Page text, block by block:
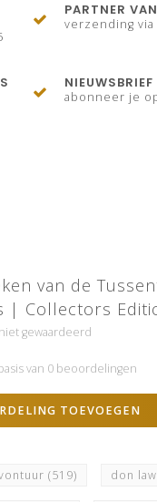
PARTNER
verzending via
NIEUWSBRIEF
abonneer je
van de
| Collectors
gewaardeerd
van 0 beoordelingen
TOEVOEGEN
(519) don